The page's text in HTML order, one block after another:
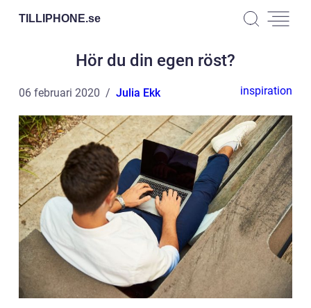
TILLIPHONE.se
Hör du din egen röst?
06 februari 2020 Julia Ekk inspiration